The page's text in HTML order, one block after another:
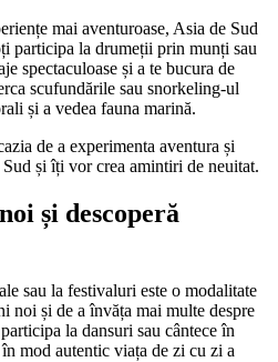
mai aventuroase, Asia de Sud
participa la drumeții prin munți sau
spectaculoase și a te bucura de
scufundările sau snorkeling-ul
și a vedea fauna marină.
de a experimenta aventura și
și îți vor crea amintiri de neuitat.
și descoperă
sau la festivaluri este o modalitate
noi și de a învăța mai multe despre
la dansuri sau cântece în
mod autentic viața de zi cu zi a